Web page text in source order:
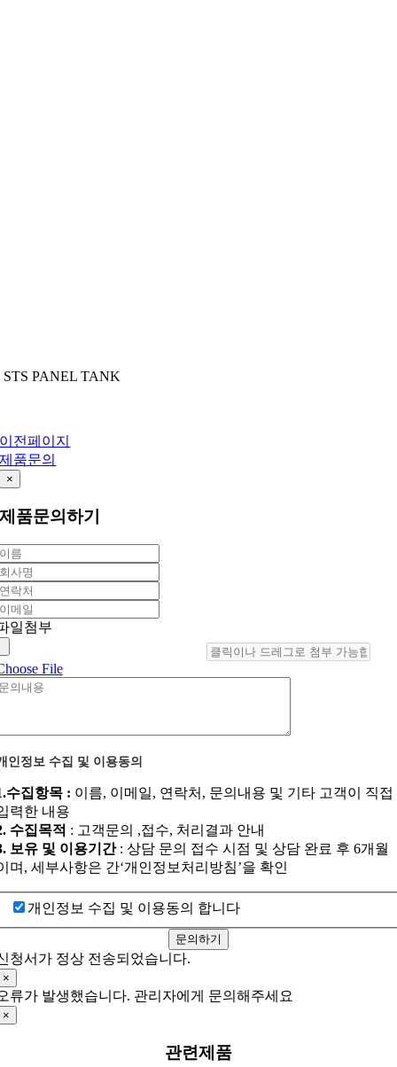
STS PANEL TANK
이전페이지
제품문의
×
제품문의하기
일첨부
File
인정보 수집 및 이용동의
수집항목 : 이름, 이메일, 연락처, 문의내용 및 기타 고객이 직접
력한 내용
수집목적 : 고객문의 ,접수, 처리결과 안내
보유 및 이용기간: 상담 문의 접수 시점 및 상담 완료 후 6개월
며, 세부사항은 간‘개인정보처리방침’을 확인
개인정보 수집 및 이용동의 합니다
문의하기
청서가 정상 전송되었습니다.
×
류가 발생했습니다. 관리자에게 문의해주세요
×
관련제품